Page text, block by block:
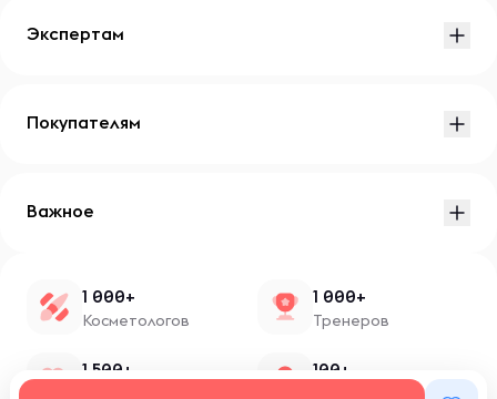
Экспертам
Покупателям
Важное
1 000+
Косметологов
1 000+
Тренеров
1 500+ 100+